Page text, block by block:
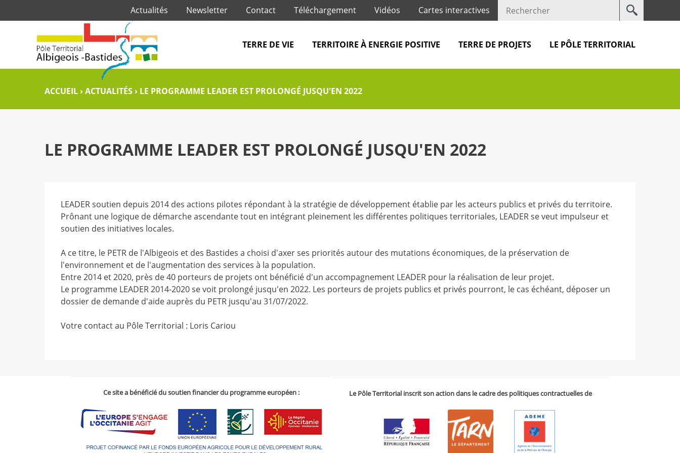
Jump to navigation
Votre
Actualités Newsletter Contact Téléchargement Vidéos Cartes interactives
TERRE DE VIE TERRITOIRE À ENERGIE POSITIVE TERRE DE PROJETS LE PÔLE TERRITORIAL
ACCUEIL ›ACTUALITÉS › LE PROGRAMME LEADER EST PROLONGÉ JUSQU'EN 2022
LE PROGRAMME LEADER EST PROLONGÉ JUSQU'EN 2022
LEADER soutien depuis 2014 des actions pilotes répondant à la stratégie de développement établie par les acteurs publics et privés du territoire.
Prônant une logique de démarche ascendante tout en intégrant pleinement les différentes politiques territoriales, LEADER se veut impulseur et
soutien des initiatives locales.
A ce titre, le PETR de l'Albigeois et des Bastides a choisi d'axer ses priorités autour des mutations économiques, de la préservation de
l'environnement et de l'augmentation des services à la population.
Entre 2014 et 2020, près de 40 porteurs de projets ont bénéficié d'un accompagnement LEADER pour la réalisation de leur projet.
Le programme LEADER 2014-2020 se voit prolongé jusqu'en 2022. Les porteurs de projets publics et privés pourront, le cas échéant, déposer un
dossier de demande d'aide auprès du PETR jusqu'au 31/07/2022.
Votre contact au Pôle Territorial : Loris Cariou
Ce site a bénéficié du soutien financier du programme européen : Le Pôle Territorial inscrit son action dans le cadre des politiques contractuelles de